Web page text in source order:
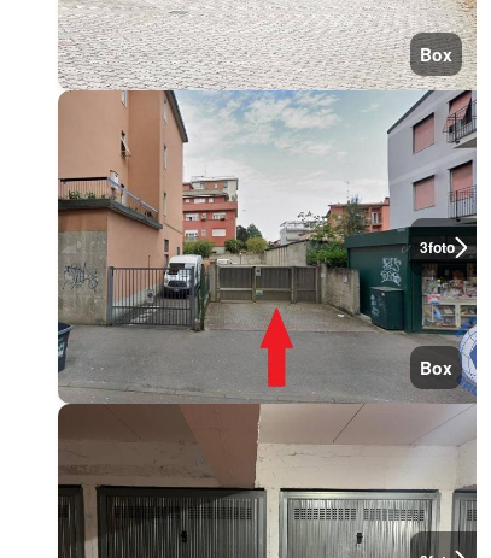
Box
3foto
Box